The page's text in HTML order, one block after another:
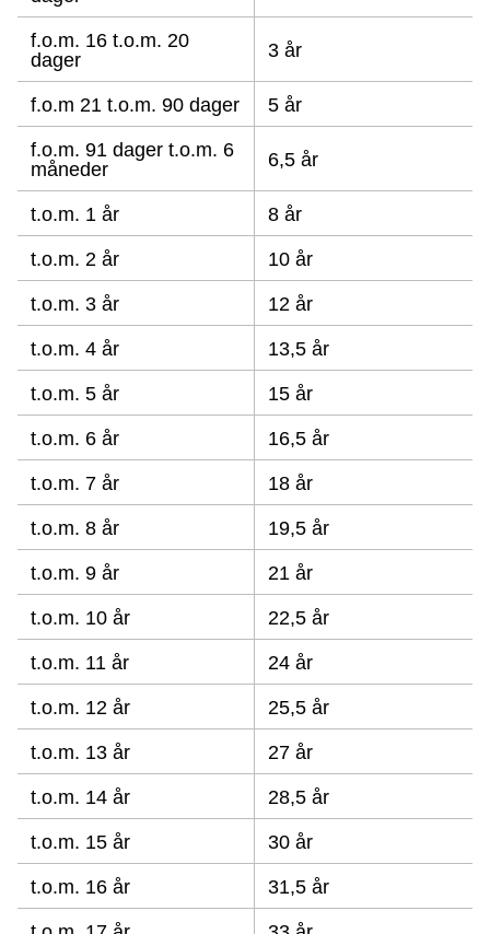
f.o.m. 16 t.o.m. 20
dager
3 år
f.o.m 21 t.o.m. 90 dager 5 år
f.o.m. 91 dager t.o.m. 6
måneder
6,5 år
t.o.m. 1 år 8 år
t.o.m. 2 år 10 år
t.o.m. 3 år 12 år
t.o.m. 4 år 13,5 år
t.o.m. 5 år 15 år
t.o.m. 6 år 16,5 år
t.o.m. 7 år 18 år
t.o.m. 8 år 19,5 år
t.o.m. 9 år 21 år
t.o.m. 10 år 22,5 år
t.o.m. 11 år 24 år
t.o.m. 12 år 25,5 år
t.o.m. 13 år 27 år
t.o.m. 14 år 28,5 år
t.o.m. 15 år 30 år
t.o.m. 16 år 31,5 år